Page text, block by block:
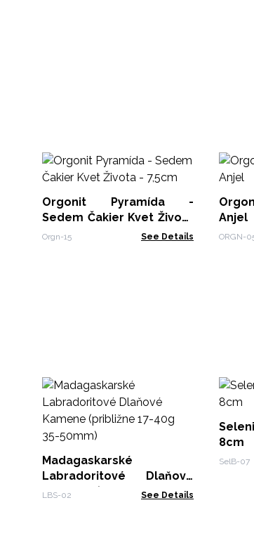
Orgonit Pyramída -
Sedem Čakier Kvet Života
- 7,5cm
Orgn-15 See Details
Anjel
ORGN-
Madagaskarské
Labradoritové Dlaňové
Kamene (približne 17-40g
LBS-02 See Details
8cm
SelB-07